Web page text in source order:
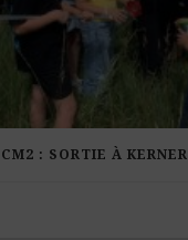
CM2 : SORTIE À KERNER